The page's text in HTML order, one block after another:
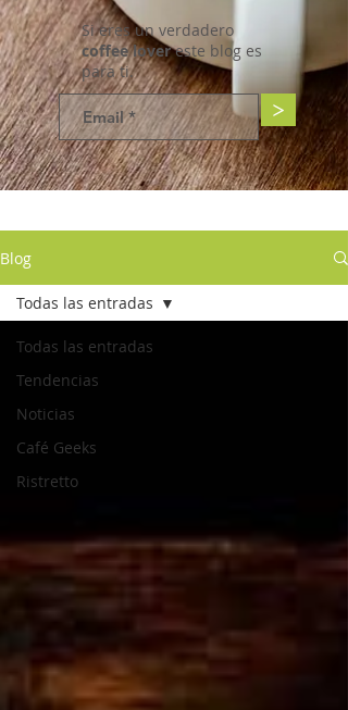
Si eres un verdadero
coffee lovereste blog es
para ti.
>
Blog
Todas las entradas
Tendencias
Noticias
Café Geeks
Ristretto
Todas las entradas